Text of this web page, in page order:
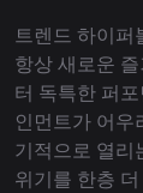
트렌드 하이퍼
항상 새로운
터 독특한 퍼
인먼트가 어우
기적으로 열리
위기를 한층